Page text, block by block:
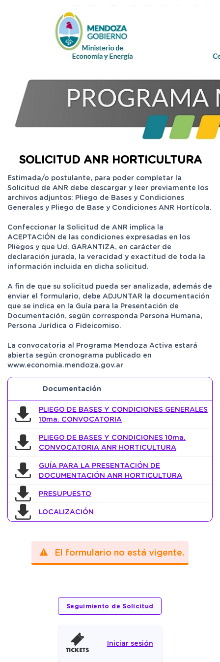
SOLICITUD ANR HORTICULTURA
Estimada/o postulante, para poder completar la
Solicitud de ANR debe descargar y leer previamente los
archivos adjuntos: Pliego de Bases y Condiciones
Generales y Pliego de Base y Condiciones ANR Hortícola.
Confeccionar la Solicitud de ANR implica la
ACEPTACIÓN de las condiciones expresadas en los
Pliegos y que Ud. GARANTIZA, en carácter de
declaración jurada, la veracidad y exactitud de toda la
información incluida en dicha solicitud.
A fin de que su solicitud pueda ser analizada, además de
enviar el formulario, debe ADJUNTAR la documentación
que se indica en la Guía para la Presentación de
Documentación, según corresponda Persona Humana,
Persona Jurídica o Fideicomiso.
La convocatoria al Programa Mendoza Activa estará
abierta según cronograma publicado en
www.economia.mendoza.gov.ar
Documentación
PLIEGO DE BASES Y CONDICIONES GENERALES
10ma. CONVOCATORIA
PLIEGO DE BASES Y CONDICIONES 10ma.
CONVOCATORIA ANR HORTICULTURA
GUÍA PARA LA PRESENTACIÓN DE
DOCUMENTACIÓN ANR HORTICULTURA
PRESUPUESTO
LOCALIZACIÓN
El formulario no está vigente.
Iniciar sesión